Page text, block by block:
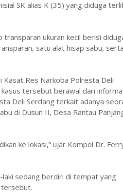
SK alias K (35) yang diduga
ukuran kecil berisi
satu alat hisap sabu,
Kasat Res Narkoba Polresta Deli
kasus tersebut berawal dari
Deli Serdang terkait adanya
di Dusun II, Desa Rantau
ke lokasi,” ujar Kompol Dr.
laki sedang berdiri di tempat yang
tersebut.